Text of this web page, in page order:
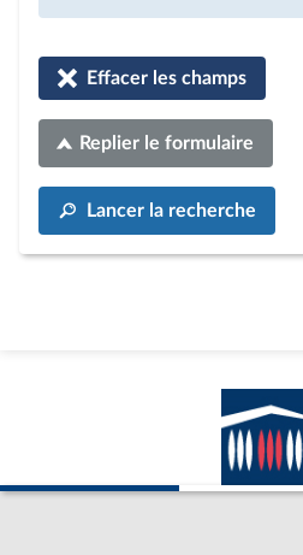
Effacer les champs
Replier le formulaire
Lancer la recherche